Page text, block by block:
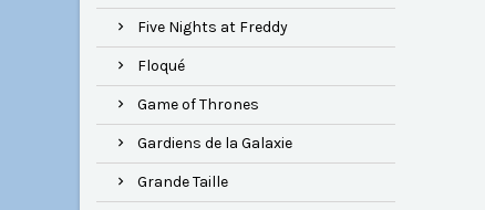
Five Nights at Freddy
Floqué
Game of Thrones
Gardiens de la Galaxie
Grande Taille